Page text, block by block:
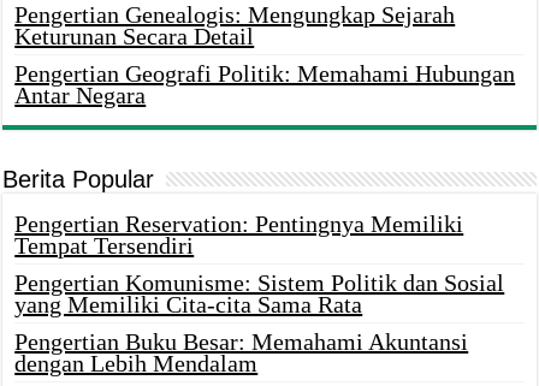
Pengertian Genealogis: Mengungkap Sejarah
Keturunan Secara Detail
Pengertian Geografi Politik: Memahami Hubungan
Antar Negara
Berita Popular
Pengertian Reservation: Pentingnya Memiliki
Tempat Tersendiri
Pengertian Komunisme: Sistem Politik dan Sosial
yang Memiliki Cita-cita Sama Rata
Pengertian Buku Besar: Memahami Akuntansi
dengan Lebih Mendalam